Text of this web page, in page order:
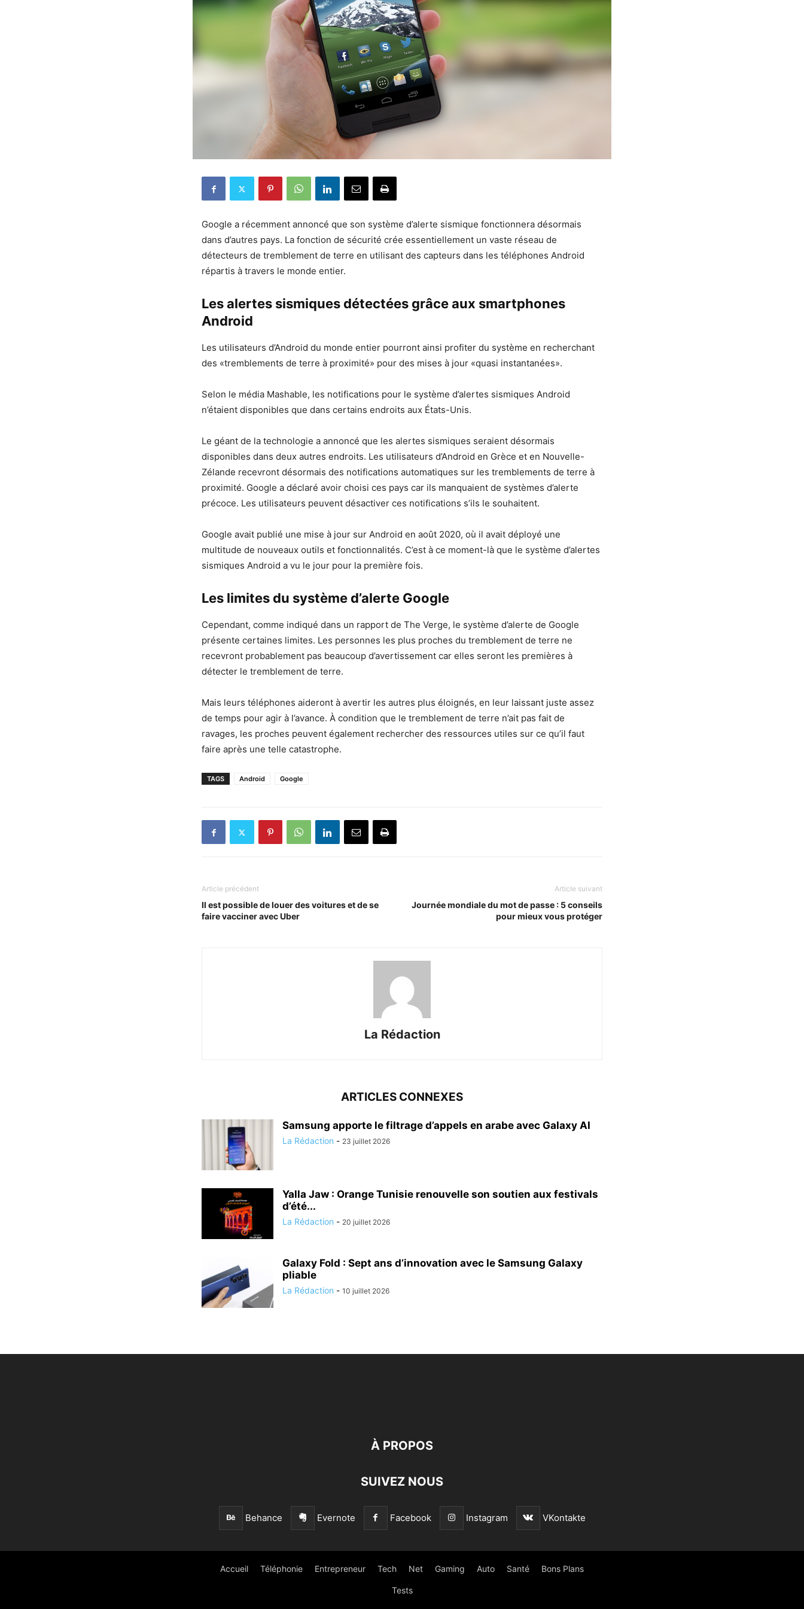
Google a récemment annoncé que son système d’alerte sismique fonctionnera désormais
dans d’autres pays. La fonction de sécurité crée essentiellement un vaste réseau de
détecteurs de tremblement de terre en utilisant des capteurs dans les téléphones Android
répartis à travers le monde entier.
Les alertes sismiques détectées grâce aux smartphones
Android
Les utilisateurs d’Android du monde entier pourront ainsi profiter du système en recherchant
des «tremblements de terre à proximité» pour des mises à jour «quasi instantanées».
Selon le média Mashable, les notifications pour le système d’alertes sismiques Android
n’étaient disponibles que dans certains endroits aux États-Unis.
Le géant de la technologie a annoncé que les alertes sismiques seraient désormais
disponibles dans deux autres endroits. Les utilisateurs d’Android en Grèce et en Nouvelle-
Zélande recevront désormais des notifications automatiques sur les tremblements de terre à
proximité. Google a déclaré avoir choisi ces pays car ils manquaient de systèmes d’alerte
précoce. Les utilisateurs peuvent désactiver ces notifications s’ils le souhaitent.
Google avait publié une mise à jour sur Android en août 2020, où il avait déployé une
multitude de nouveaux outils et fonctionnalités. C’est à ce moment-là que le système d’alertes
sismiques Android a vu le jour pour la première fois.
Les limites du système d’alerte Google
Cependant, comme indiqué dans un rapport de The Verge, le système d’alerte de Google
présente certaines limites. Les personnes les plus proches du tremblement de terre ne
recevront probablement pas beaucoup d’avertissement car elles seront les premières à
détecter le tremblement de terre.
Mais leurs téléphones aideront à avertir les autres plus éloignés, en leur laissant juste assez
de temps pour agir à l’avance. À condition que le tremblement de terre n’ait pas fait de
ravages, les proches peuvent également rechercher des ressources utiles sur ce qu’il faut
faire après une telle catastrophe.
TAGS Android Google
Article précédent
Il est possible de louer des voitures et de se
faire vacciner avec Uber
Article suivant
Journée mondiale du mot de passe : 5 conseils
pour mieux vous protéger
La Rédaction
ARTICLES CONNEXES
Samsung apporte le filtrage d’appels en arabe avec Galaxy AI
La Rédaction - 23 juillet 2026
Yalla Jaw : Orange Tunisie renouvelle son soutien aux festivals
d’été...
La Rédaction - 20 juillet 2026
Galaxy Fold : Sept ans d’innovation avec le Samsung Galaxy
pliable
La Rédaction - 10 juillet 2026
À PROPOS
SUIVEZ NOUS
Behance Evernote Facebook Instagram VKontakte
Accueil Téléphonie Entrepreneur Tech Net Gaming Auto Santé Bons Plans
Tests